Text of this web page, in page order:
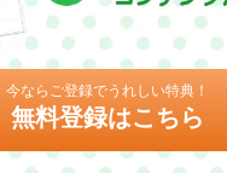
今ならご登録でうれしい特典！
無料登録はこちら